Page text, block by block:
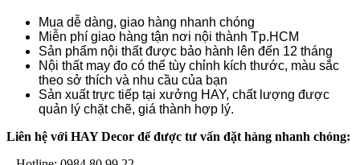
Mua dễ dàng, giao hàng nhanh chóng
Miễn phí giao hàng tận nơi nội thành Tp.HCM
Sản phẩm nội thất được bảo hành lên đến 12 tháng
Nội thất may đo có thể tùy chỉnh kích thước, màu sắc
theo sở thích và nhu cầu của bạn
Sản xuất trực tiếp tại xưởng HAY, chất lượng được
quản lý chặt chẽ, giá thành hợp lý.
Liên hệ với HAY Decor để được tư vấn đặt hàng nhanh chóng: